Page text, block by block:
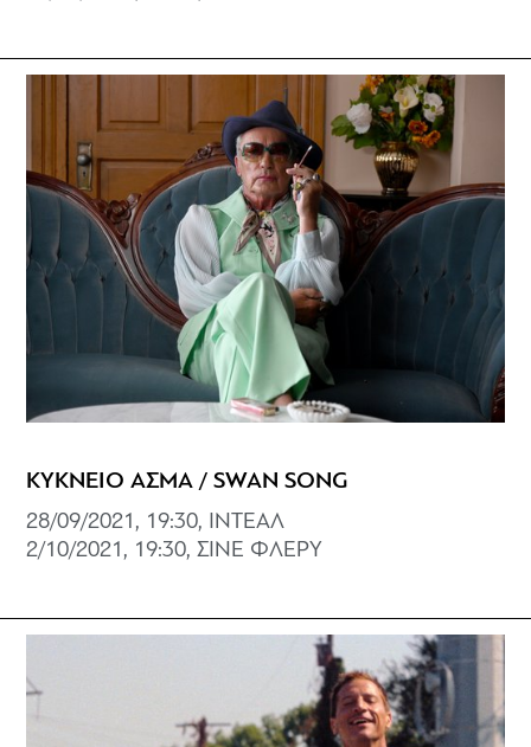
ΚΥΚΝΕΙΟ ΑΣΜΑ / SWAN SONG
28/09/2021, 19:30, ΙΝΤΕΑΛ
2/10/2021, 19:30, ΣΙΝΕ ΦΛΕΡΥ